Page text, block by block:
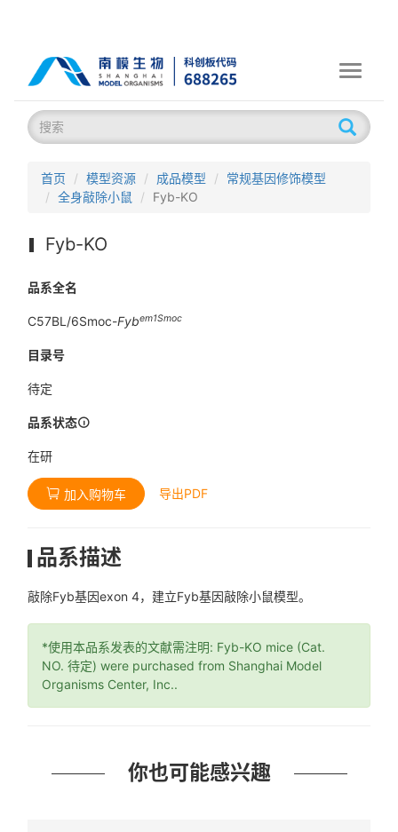
Toggle
首页 模型资源 成品模型
常规基因修饰模型
全身敲除小鼠
Fyb-KO
Fyb-KO
品系全名
C57BL/6Smoc-Fybem1Smoc
目录号
待定
品系状态
在研
加入购物车 导出PDF
品系描述
敲除Fyb基因exon 4，建立Fyb基因敲除小鼠模型。
*使用本品系发表的文献需注明: Fyb-KO mice (Cat.
NO. 待定) were purchased from Shanghai Model
Organisms Center, Inc..
你也可能感兴趣